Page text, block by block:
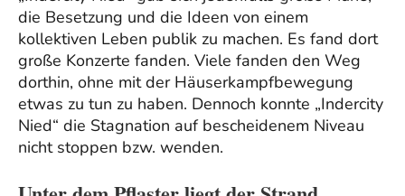
die Besetzung und die Ideen von einem
kollektiven Leben publik zu machen. Es fand dort
große Konzerte fanden. Viele fanden den Weg
dorthin, ohne mit der Häuserkampfbewegung
etwas zu tun zu haben. Dennoch konnte „Indercity
Nied“ die Stagnation auf bescheidenem Niveau
nicht stoppen bzw. wenden.